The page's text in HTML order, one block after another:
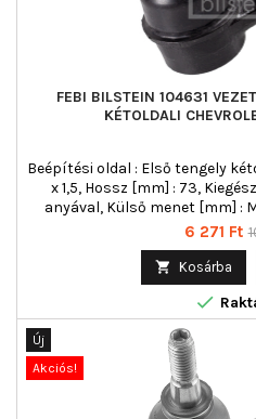
FEBI BILSTEIN 104631
KÉTOLDALI
Beépítési oldal : Első tengely
x 1,5, Hossz [mm] : 73,
anyával, Külső menet [mm] :
Ár
6 271 Ft
 Kosárba

Új
Akciós!